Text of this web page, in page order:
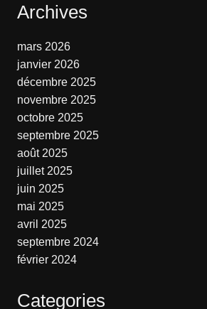
Archives
mars 2026
janvier 2026
décembre 2025
novembre 2025
octobre 2025
septembre 2025
août 2025
juillet 2025
juin 2025
mai 2025
avril 2025
septembre 2024
février 2024
Categories